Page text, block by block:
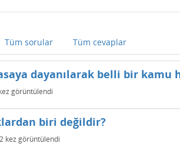
Tüm sorular Tüm cevaplar
dayanılarak belli bir
görüntülendi
biri değildir?
kez görüntülendi